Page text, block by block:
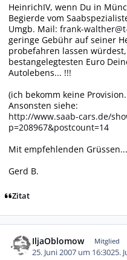
HeinrichIV, wenn Du in
Begierde vom
Umgb. Mail: frank-
geringe Gebühr auf seiner
probefahren lassen
bestangelegtesten Euro
Autolebens... !!!
(ich bekomm keine
Ansonsten siehe:
http://www.saab-cars.de/
p=208967&postcount=14
Mit empfehlenden Grüssen...
Gerd B.
Zitat
IljaOblomow Mitglied
25. Juni 2007 um 16:3025.